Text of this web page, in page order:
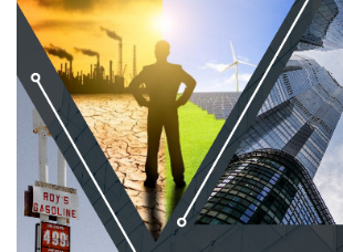
แผน/ผลการดำเนินงาน
แผนการดำเนินงาน
ระบบแสดงข้อมูลผลการดำเนินงานแผนงาน/
ตามนโยบายสำคัญของกระทรวงพลังงาน
แผนการใช้จ่ายงบประมาณประจำปี (เอกสาร
ส่งข้อความ ล้าง